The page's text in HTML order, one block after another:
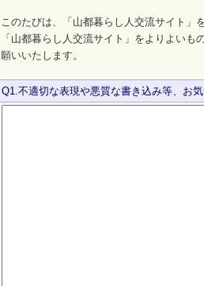
このたびは、「山都暮らし人交流サイト」
「山都暮らし人交流サイト」をよりよい
願いいたします。
Q1.不適切な表現や悪質な書き込み等、お